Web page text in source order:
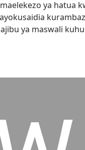
ya hatua
ya maswali